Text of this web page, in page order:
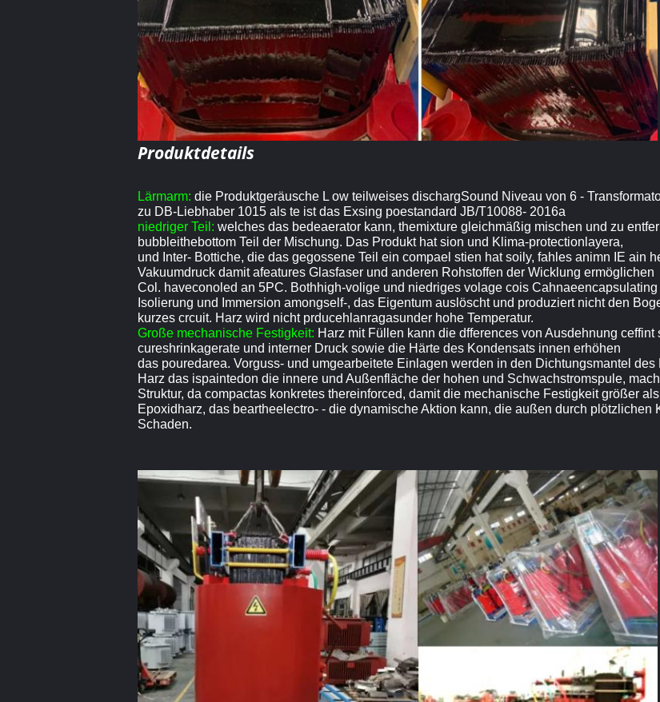
Produktdetails
Lärmarm: die Produktgeräusche L ow teilweises dischargSound Niveau von 6 -
zu DB-Liebhaber 1015 als te ist das Exsing poestandard JB/T10088- 2016a
niedriger Teil: welches das bedeaerator kann, themixture gleichmäßig mischen und zu
bubbleithebottom Teil der Mischung. Das Produkt hat sion und Klima-protectionlayera,
und Inter- Bottiche, die das gegossene Teil ein compael stien hat soily, fahles animn IE ain
Vakuumdruck damit afeatures Glasfaser und anderen Rohstoffen der Wicklung ermöglichen
Col. haveconoled an 5PC. Bothhigh-volige und niedriges volage cois
Isolierung und Immersion amongself-, das Eigentum auslöscht und produziert nicht den
kurzes crcuit. Harz wird nicht prducehlanragasunder hohe Temperatur.
Große mechanische Festigkeit: Harz mit Füllen kann die dfferences von Ausdehnung ceffint
cureshrinkagerate und interner Druck sowie die Härte des Kondensats innen erhöhen
das pouredarea. Vorguss- und umgearbeitete Einlagen werden in den Dichtungsmantel
Harz das ispaintedon die innere und Außenfläche der hohen und Schwachstromspule,
Struktur, da compactas konkretes thereinforced, damit die mechanische Festigkeit größer
Epoxidharz, das beartheelectro- - die dynamische Aktion kann, die außen durch plötzlichen
Schaden.